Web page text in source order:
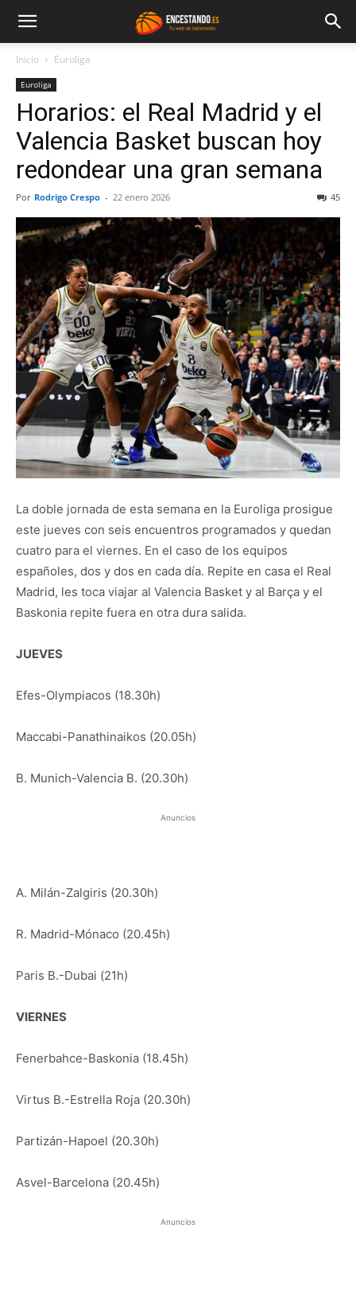
Inicio Euroliga
Euroliga
Horarios: el Real Madrid y el
Valencia Basket buscan hoy
redondear una gran semana
Por Rodrigo Crespo - 22 enero 2026 45
La doble jornada de esta semana en la Euroliga prosigue
este jueves con seis encuentros programados y quedan
cuatro para el viernes. En el caso de los equipos
españoles, dos y dos en cada día. Repite en casa el Real
Madrid, les toca viajar al Valencia Basket y al Barça y el
Baskonia repite fuera en otra dura salida.
JUEVES
Efes-Olympiacos (18.30h)
Maccabi-Panathinaikos (20.05h)
B. Munich-Valencia B. (20.30h)
Anuncios
A. Milán-Zalgiris (20.30h)
R. Madrid-Mónaco (20.45h)
Paris B.-Dubai (21h)
VIERNES
Fenerbahce-Baskonia (18.45h)
Virtus B.-Estrella Roja (20.30h)
Partizán-Hapoel (20.30h)
Asvel-Barcelona (20.45h)
Anuncios